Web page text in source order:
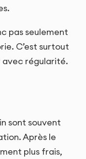
pas seulement
C’est surtout
avec régularité.
sont souvent
Après le
plus frais,